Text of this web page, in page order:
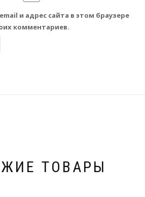
и адрес сайта в этом браузере
комментариев.
ТОВАРЫ